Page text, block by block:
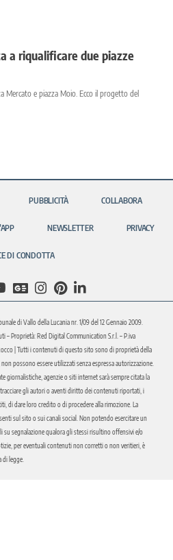
a riqualificare due piazze
Mercato e piazza Moio. Ecco il progetto del
PUBBLICITÀ COLLABORA
NEWSLETTER PRIVACY
DI CONDOTTA
di Vallo della Lucania nr. 1/09 del 12 Gennaio 2009.
– Proprietà: Red Digital Communication S.r.l. – P.iva
| Tutti i contenuti di questo sito sono di proprietà della
possono essere utilizzati senza espressa autorizzazione.
giornalistiche, agenzie o siti internet sarà sempre citata la
gli autori o aventi diritto dei contenuti riportati, i
di dare loro credito o di procedere alla rimozione. La
sul sito o sui canali social. Non potendo esercitare un
segnalazione qualora gli stessi risultino offensivi e/o
per eventuali contenuti non corretti o non veritieri, è
di legge.